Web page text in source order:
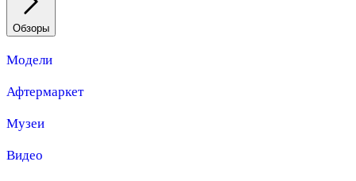
Обзоры
Модели
Афтермаркет
Музеи
Видео